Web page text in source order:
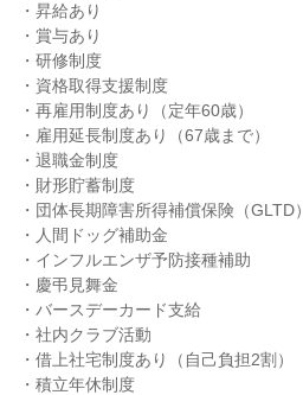
・昇給あり
・賞与あり
・研修制度
・資格取得支援制度
・再雇用制度あり（定年60歳）
・雇用延長制度あり（67歳まで）
・退職金制度
・財形貯蓄制度
・団体長期障害所得補償保険（GLTD）
・人間ドッグ補助金
・インフルエンザ予防接種補助
・慶弔見舞金
・バースデーカード支給
・社内クラブ活動
・借上社宅制度あり（自己負担2割）
・積立年休制度